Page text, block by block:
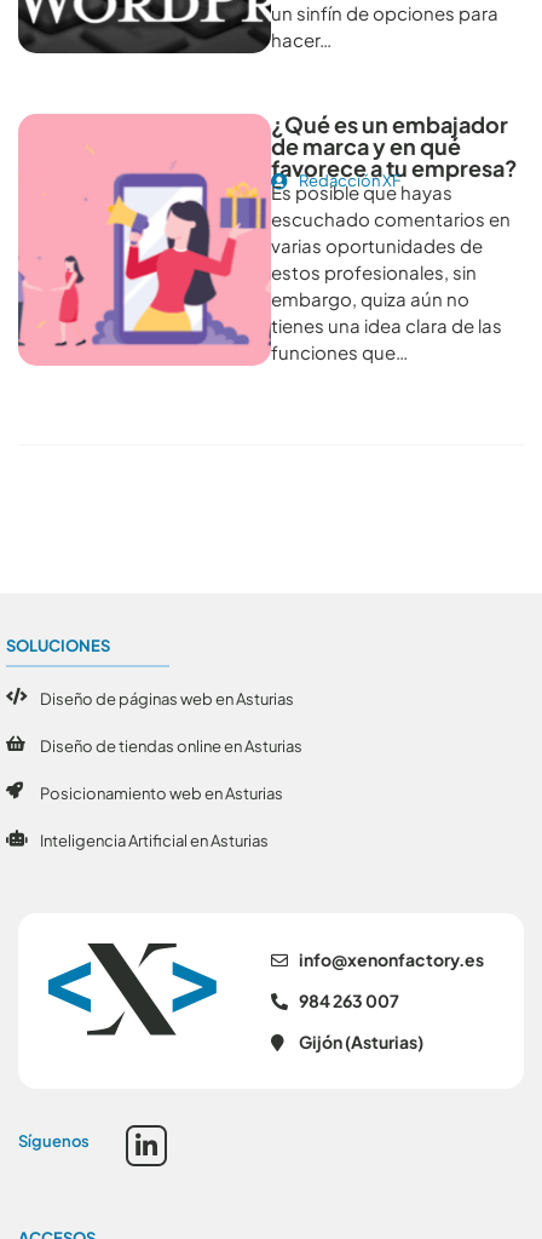
un sinfín de opciones para
hacer…
¿Qué es un embajador
de marca y en qué
favorece a tu empresa?
Redacción XF
Es posible que hayas
escuchado comentarios en
varias oportunidades de
estos profesionales, sin
embargo, quiza aún no
tienes una idea clara de las
funciones que…
se.yrotcafnonex@ofni
984 263 007
Gijón (Asturias)
Síguenos
SOLUCIONES
Diseño de páginas web en Asturias
Diseño de tiendas online en Asturias
Posicionamiento web en Asturias
Inteligencia Artificial en Asturias